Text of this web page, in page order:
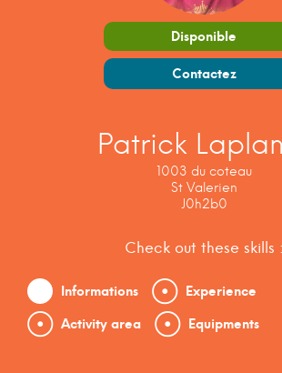
Disponible
Contactez
Patrick
1003 du coteau
St Valerien
J0h2b0
Check out these skills :
Informations
Experience
Activity area
Equipments